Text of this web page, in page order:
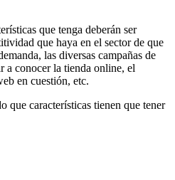
que tenga deberán ser
que haya en el sector de que
las diversas campañas de
a conocer la tienda online, el
en cuestión, etc.
que características tienen que tener